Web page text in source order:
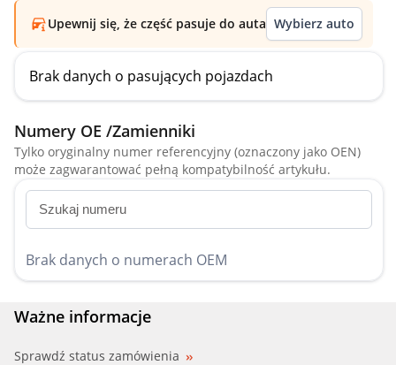
Upewnij się, że część pasuje do auta Wybierz auto
Brak danych o pasujących pojazdach
Numery OE /Zamienniki
Tylko oryginalny numer referencyjny (oznaczony jako OEN)
może zagwarantować pełną kompatybilność artykułu.
Brak danych o numerach OEM
Ważne informacje
Sprawdź status zamówienia